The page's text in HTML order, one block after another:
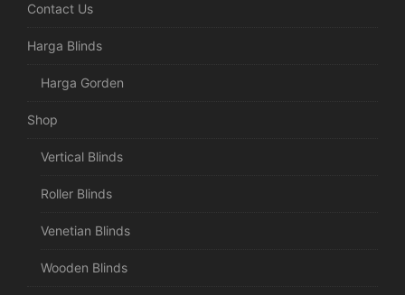
Contact Us
Harga Blinds
Harga Gorden
Shop
Vertical Blinds
Roller Blinds
Venetian Blinds
Wooden Blinds